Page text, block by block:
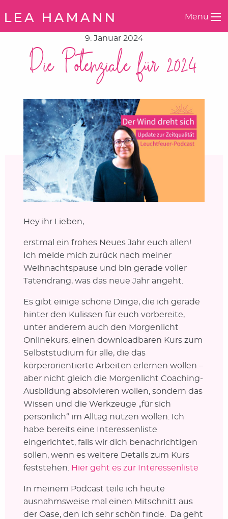
Menu
9. Januar 2024
Die Potenziale für 2024
Hey ihr Lieben,
erstmal ein frohes Neues Jahr euch allen!
Ich melde mich zurück nach meiner
Weihnachtspause und bin gerade voller
Tatendrang, was das neue Jahr angeht.
Es gibt einige schöne Dinge, die ich gerade
hinter den Kulissen für euch vorbereite,
unter anderem auch den Morgenlicht
Onlinekurs, einen downloadbaren Kurs zum
Selbststudium für alle, die das
körperorientierte Arbeiten erlernen wollen –
aber nicht gleich die Morgenlicht Coaching-
Ausbildung absolvieren wollen, sondern das
Wissen und die Werkzeuge „für sich
persönlich“ im Alltag nutzen wollen. Ich
habe bereits eine Interessenliste
eingerichtet, falls wir dich benachrichtigen
sollen, wenn es weitere Details zum Kurs
feststehen.
Hier geht es zur Interessenliste
In meinem Podcast teile ich heute
ausnahmsweise mal einen Mitschnitt aus
der Oase, den ich sehr schön finde.
Da geht